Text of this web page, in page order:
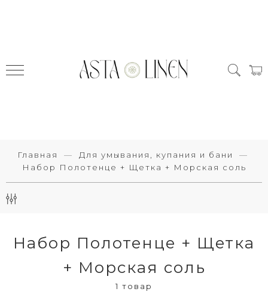
Главная
Для умывания, купания и бани
Набор Полотенце + Щетка + Морская соль
Набор Полотенце + Щетка
+ Морская соль
1 товар